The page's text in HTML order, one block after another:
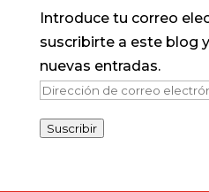
Introduce tu correo
suscribirte a este blog
nuevas entradas.
Dirección
correo
Suscribir